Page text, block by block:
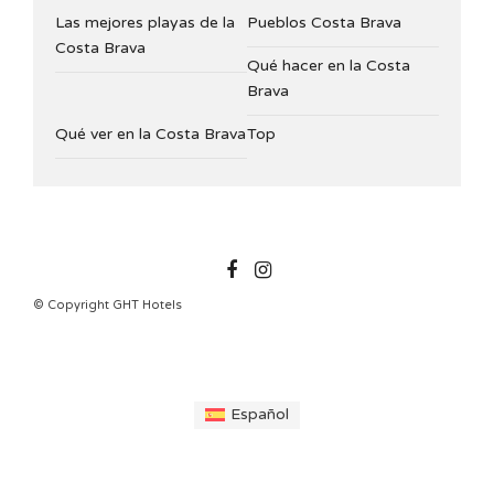
Las mejores playas de la
Costa Brava
Pueblos Costa Brava
Qué hacer en la Costa
Brava
Qué ver en la Costa BravaTop
© Copyright GHT Hotels
Español